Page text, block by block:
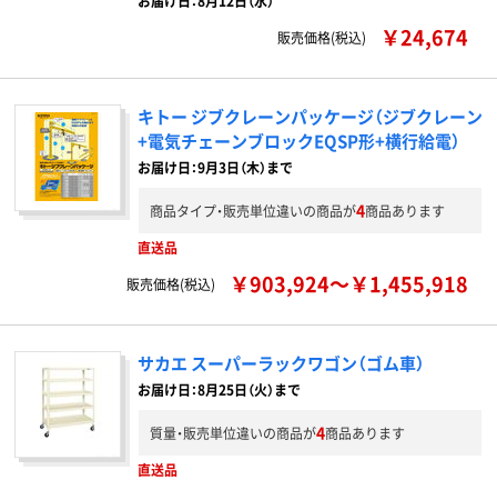
販売価格(税込)
￥24,674
キトー ジブクレーンパッケージ（ジブクレーン
+電気チェーンブロックEQSP形+横行給電）
お届け日：9月3日（木）まで
商品タイプ・販売単位違いの商品が4商品あります
直送品
販売価格(税込)
￥903,924～￥1,455,918
サカエ スーパーラックワゴン（ゴム車）
お届け日：8月25日（火）まで
質量・販売単位違いの商品が4商品あります
直送品